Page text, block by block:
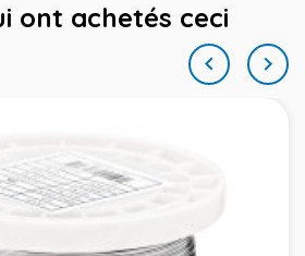
ont achetés ceci
 